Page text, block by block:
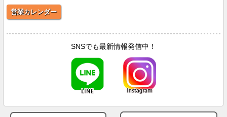
営業カレンダー
SNSでも最新情報発信中！